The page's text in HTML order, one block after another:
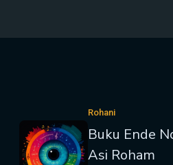
Rohani
Buku Ende
Asi Roham